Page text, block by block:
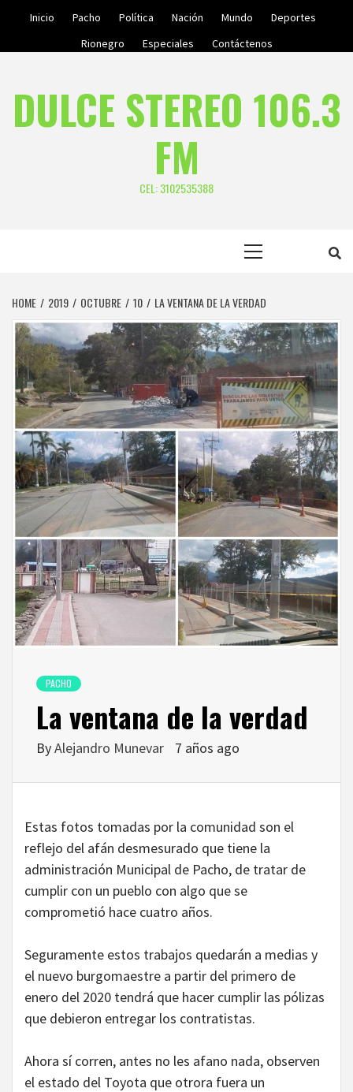
Inicio Pacho Política Nación Mundo
Deportes
Rionegro
Especiales Contáctenos
DULCE STEREO 106.3
FM
CEL: 3102535388
HOME 2019 OCTUBRE 10 LA VENTANA DE LA VERDAD
PACHO
La ventana de la verdad
ByAlejandro Munevar 7 años ago
Estas fotos tomadas por la comunidad son el
reflejo del afán desmesurado que tiene la
administración Municipal de Pacho, de tratar de
cumplir con un pueblo con algo que se
comprometió hace cuatro años.
Seguramente estos trabajos quedarán a medias y
el nuevo burgomaestre a partir del primero de
enero del 2020 tendrá que hacer cumplir las pólizas
que debieron entregar los contratistas.
Ahora sí corren, antes no les afano nada, observen
el estado del Toyota que otrora fuera un